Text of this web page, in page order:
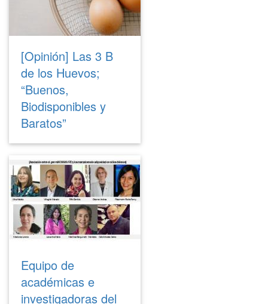
[Opinión] Las 3 B
de los Huevos;
“Buenos,
Biodisponibles y
Baratos”
Equipo de
académicas e
investigadoras del